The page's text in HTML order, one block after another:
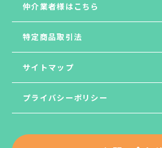
仲介業者様はこちら
特定商品取引法
サイトマップ
プライバシーポリシー